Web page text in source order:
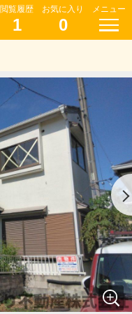
閲覧履歴
1
お気に入り
0
メニュー